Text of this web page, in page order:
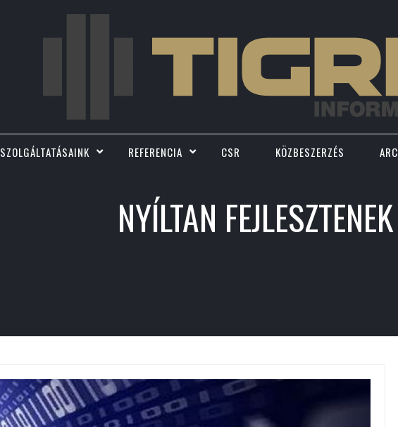
SZOLGÁLTATÁSAINK REFERENCIA CSR KÖZBESZERZÉS ARC
NYÍLTAN FEJLESZTENEK